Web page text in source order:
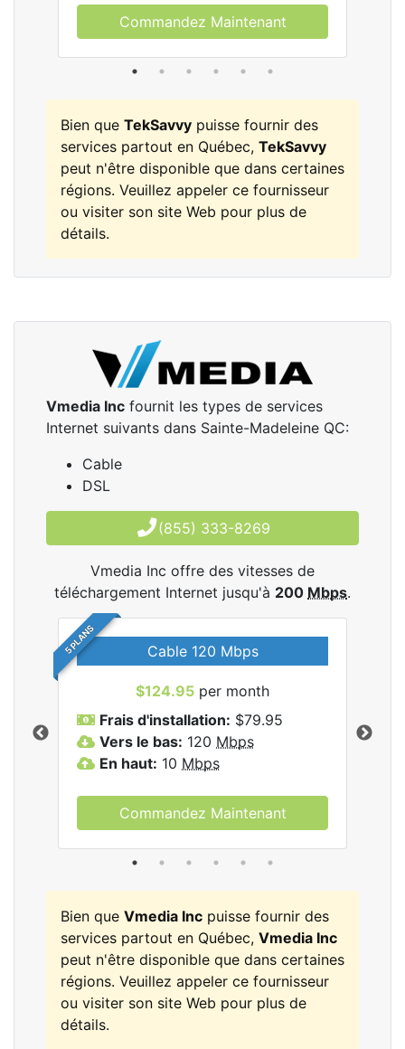
Commandez Maintenant
Bien que TekSavvy puisse fournir des
services partout en Québec, TekSavvy
peut n'être disponible que dans certaines
régions. Veuillez appeler ce fournisseur
ou visiter son site Web pour plus de
détails.
Vmedia Inc fournit les types de services
Internet suivants dans Sainte-Madeleine QC:
Cable
DSL
(855) 333-8269
Vmedia Inc offre des vitesses de
téléchargement Internet jusqu'à 200 Mbps.
5 PLANS Cable 120 Mbps
$124.95 per month
Frais d'installation: $79.95
Vers le bas: 120 Mbps
En haut: 10 Mbps
Commandez Maintenant
Bien que Vmedia Inc puisse fournir des
services partout en Québec, Vmedia Inc
peut n'être disponible que dans certaines
régions. Veuillez appeler ce fournisseur
ou visiter son site Web pour plus de
détails.